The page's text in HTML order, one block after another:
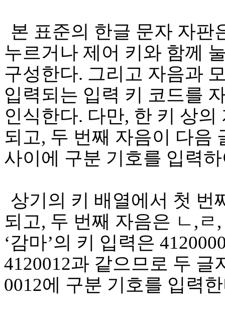
본 표준의 한글 문자 자판
누르거나 제어 키와 함께
구성한다. 그리고 자음과
입력되는 입력 키 코드를
인식한다. 다만, 한 키 상의
되고, 두 번째 자음이 다음
사이에 구분 기호를 입력
상기의 키 배열에서 첫 번
되고, 두 번째 자음은 ㄴ, ㄹ ,
‘감마’의 키 입력은
4120012과 같으므로 두 글
0012에 구분 기호를 입력